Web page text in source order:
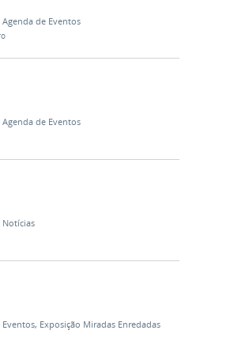
Agenda de Eventos
Agenda de Eventos
Notícias
Eventos, Exposição Miradas Enredadas